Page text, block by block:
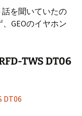
を聞いていたの
GEOのイヤホン
TWS DT06
DT06